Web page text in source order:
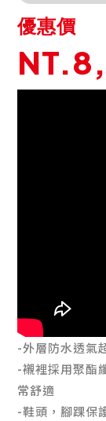
優惠價
-外層防水透氣
-襯裡採用聚酯
常舒適
-鞋頭，腳踝保